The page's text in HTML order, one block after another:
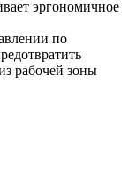
эргономичное
по
рабочей зоны